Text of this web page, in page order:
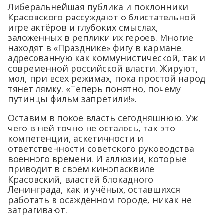
Либеральнейшая публика и поклонники
Красовского рассуждают о блистательной
игре актёров и глубоких смыслах,
заложенных в реплики их героев. Многие
находят в «Празднике» фигу в кармане,
адресованную как коммунистической, так и
современной российской власти. Жируют,
мол, при всех режимах, пока простой народ
тянет лямку. «Теперь понятно, почему
путинцы фильм запретили!».
Оставим в покое власть сегодняшнюю. Уж
чего в ней точно не осталось, так это
компетенции, аскетичности и
ответственности советского руководства
военного времени. И аллюзии, которые
приводит в своём кинопасквиле
Красовский, властей блокадного
Ленинграда, как и учёных, оставшихся
работать в осаждённом городе, никак не
затрагивают.